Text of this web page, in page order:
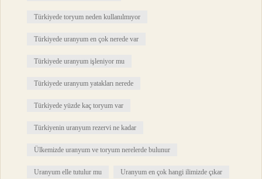
Türkiyede toryum neden kullanılmıyor
Türkiyede uranyum en çok nerede var
Türkiyede uranyum işleniyor mu
Türkiyede uranyum yatakları nerede
Türkiyede yüzde kaç toryum var
Türkiyenin uranyum rezervi ne kadar
Ülkemizde uranyum ve toryum nerelerde bulunur
Uranyum elle tutulur mu Uranyum en çok hangi ilimizde çıkar